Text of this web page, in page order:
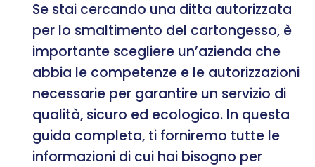
Se stai cercando una ditta autorizzata
per lo smaltimento del cartongesso, è
importante scegliere un’azienda che
abbia le competenze e le autorizzazioni
necessarie per garantire un servizio di
qualità, sicuro ed ecologico. In questa
guida completa, ti forniremo tutte le
informazioni di cui hai bisogno per